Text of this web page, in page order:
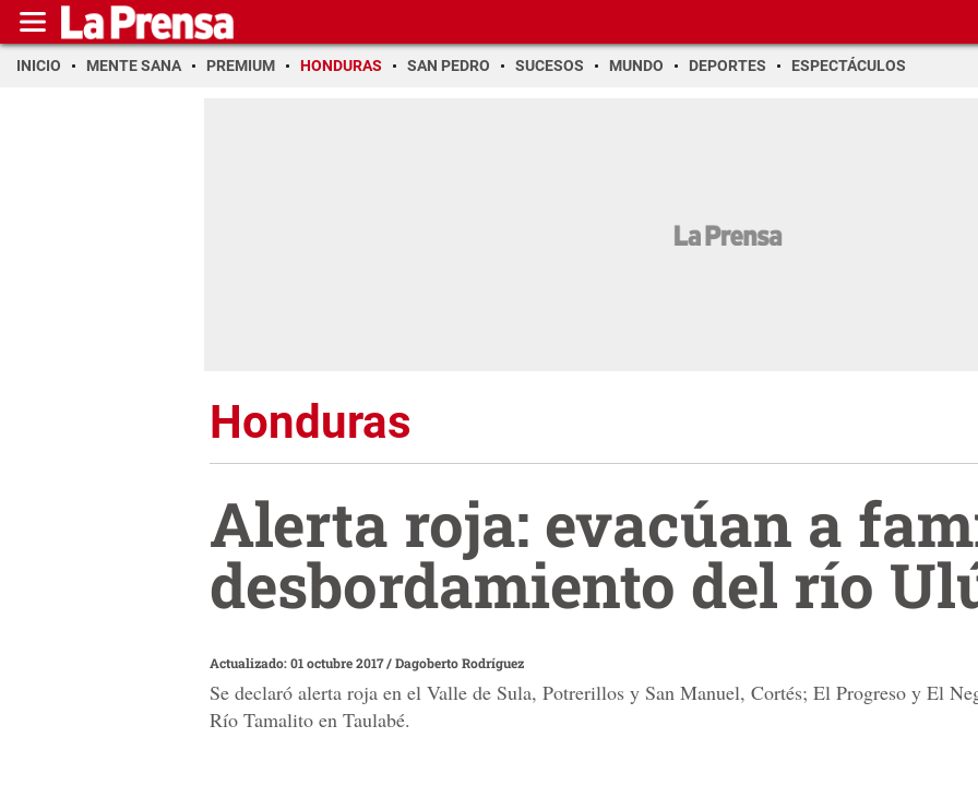
INICIO MENTE SANA PREMIUM HONDURAS SAN PEDRO SUCESOS MUNDO DEPORTES ESPECTÁCULOS
Honduras
Alerta roja: evacúan a
desbordamiento del río
Actualizado: 01 octubre 2017/Dagoberto Rodríguez
Se declaró alerta roja en el Valle de Sula, Potrerillos y San Manuel, Cortés; El Progreso y El
Río Tamalito en Taulabé.